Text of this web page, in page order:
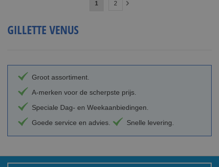
U1 Pagina
2
GILLETTE VENUS
Groot assortiment.
A-merken voor de scherpste prijs.
Speciale Dag- en Weekaanbiedingen.
Goede service en advies.
Snelle levering.